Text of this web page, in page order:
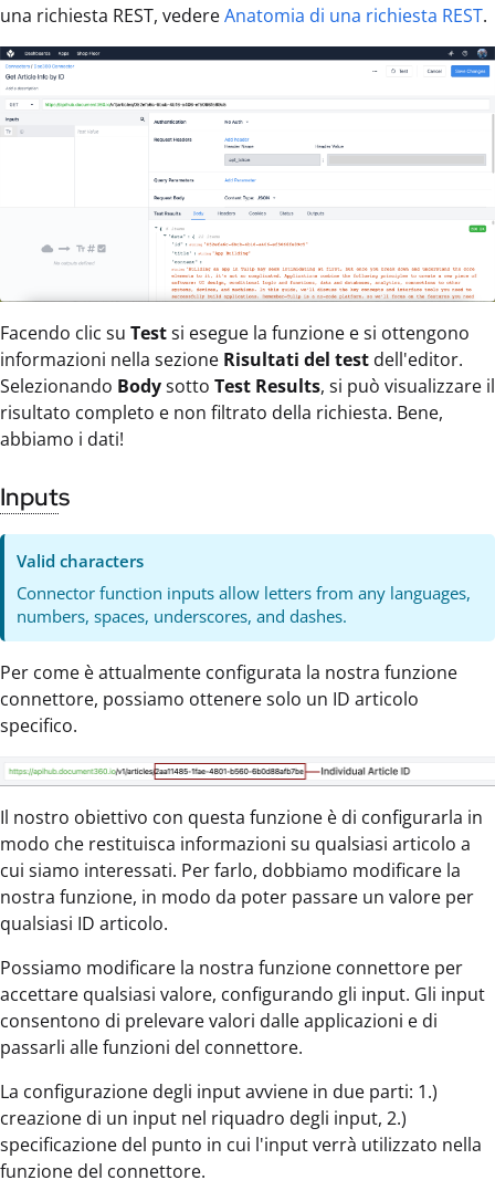
una richiesta REST, vedereAnatomia di una richiesta REST.
Facendo clic su Testsi esegue la funzione e si ottengono
informazioni nella sezione Risultati del test dell'editor.
Selezionando Bodysotto Test Results, si può visualizzare il
risultato completo e non filtrato della richiesta. Bene,
abbiamo i dati!
Inputs
Valid characters
Connector function inputs allow letters from any languages,
numbers, spaces, underscores, and dashes.
Per come è attualmente configurata la nostra funzione
connettore, possiamo ottenere solo un ID articolo
specifico.
Il nostro obiettivo con questa funzione è di configurarla in
modo che restituisca informazioni su qualsiasi articolo a
cui siamo interessati. Per farlo, dobbiamo modificare la
nostra funzione, in modo da poter passare un valore per
qualsiasi ID articolo.
Possiamo modificare la nostra funzione connettore per
accettare qualsiasi valore, configurando gli input. Gli input
consentono di prelevare valori dalle applicazioni e di
passarli alle funzioni del connettore.
La configurazione degli input avviene in due parti: 1.)
creazione di un input nel riquadro degli input, 2.)
specificazione del punto in cui l'input verrà utilizzato nella
funzione del connettore.